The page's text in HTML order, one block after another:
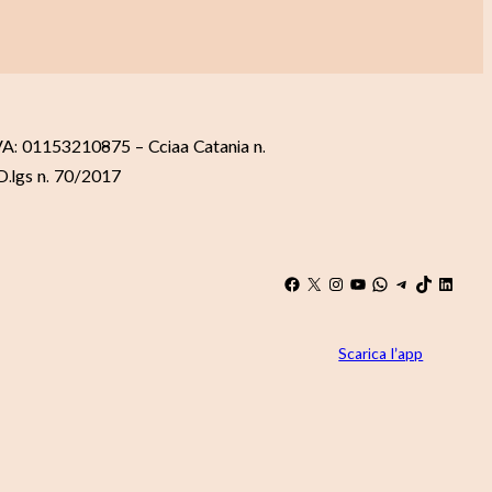
01153210875 – Cciaa Catania n.
n. 70/2017
Scarica l’app